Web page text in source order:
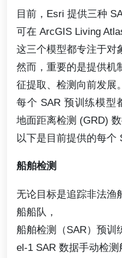
目前，Esri 提供三种
可在 ArcGIS Living
这三个模型都专注于对
然而，重要的是提供机
征提取、检测向前发展。
每个 SAR 预训练模型
地面距离检测 (GRD) 数
以下是目前提供的每个
船舶检测
无论目标是追踪非法渔
船船队，
船舶检测（SAR）预训
el-1 SAR 数据手动检测